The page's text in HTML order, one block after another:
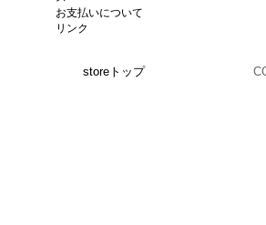
お支払いについて
リンク
storeトップ